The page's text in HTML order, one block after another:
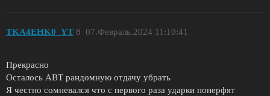
TKA4EHK0_YT 07.Февраль.2024 11:10:41
8
Прекрасно
Осталось АВТ рандомную отдачу убрать
Я честно сомневался что с первого раза ударки понерфят